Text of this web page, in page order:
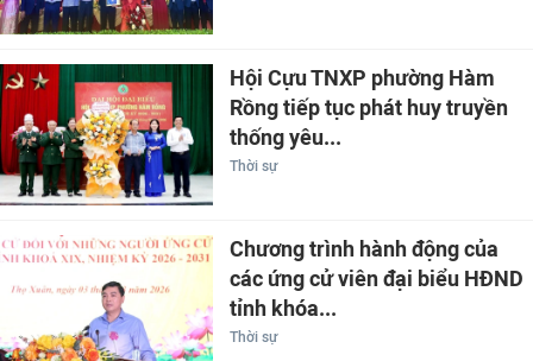
Hội Cựu TNXP phường Hàm
Rồng tiếp tục phát huy truyền
thống yêu...
Thời sự
Chương trình hành động của
các ứng cử viên đại biểu HĐND
tỉnh khóa...
Thời sự